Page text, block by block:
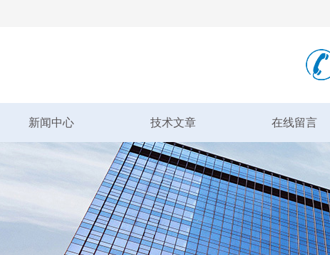
新闻中心 技术文章 在线留言